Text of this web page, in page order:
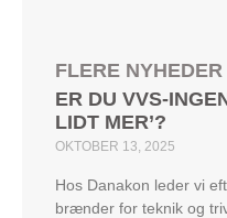
FLERE NYHEDER
ER DU VVS-
LIDT MER’?
OKTOBER 13, 2025
Hos Danakon leder vi
brænder for teknik og